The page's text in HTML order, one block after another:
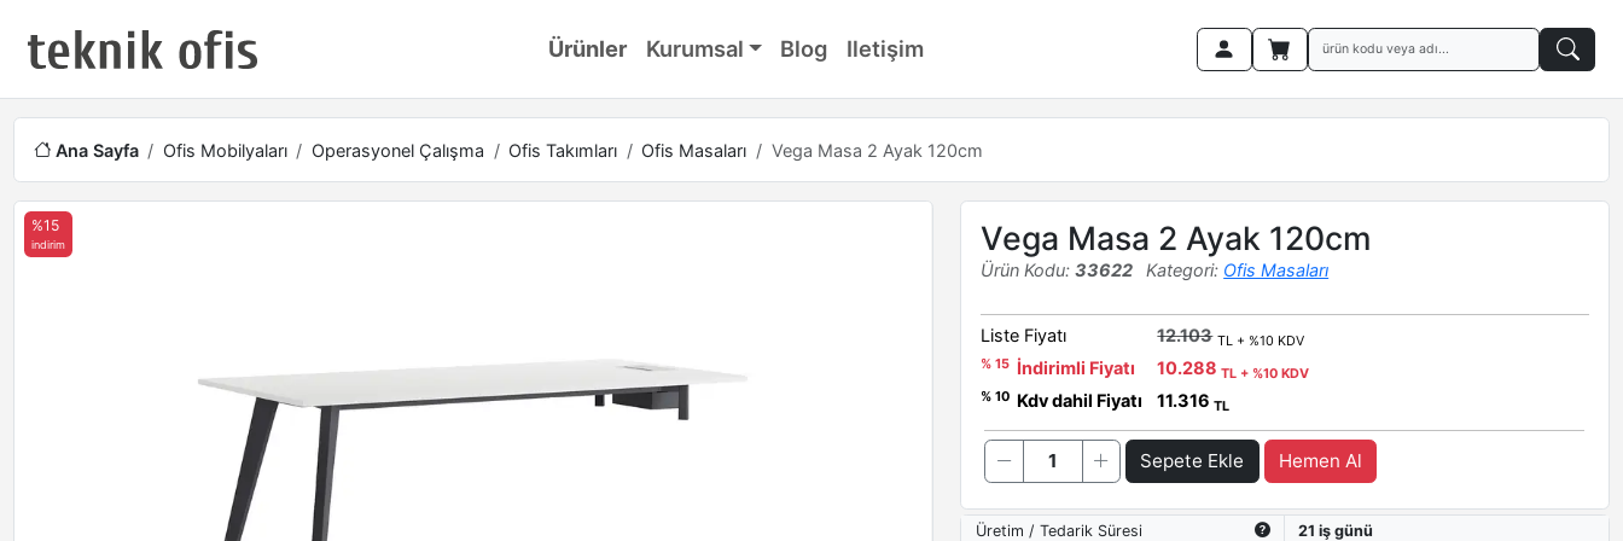
Ürünler Kurumsal Blog Iletişim
Ana Sayfa Ofis Mobilyaları Operasyonel Çalışma Ofis Takımları Ofis Masaları Vega Masa 2 Ayak 120cm
%15
indirim Vega Masa 2 Ayak 120cm
Ürün Kodu: 33622 Kategori: Ofis Masaları
Liste Fiyatı 12.103 TL + %10 KDV
% 15 İndirimli Fiyatı 10.288TL + %10 KDV
% 10 Kdv dahil Fiyatı 11.316TL
Sepete Ekle Hemen Al
Üretim / Tedarik Süresi
21 iş günü